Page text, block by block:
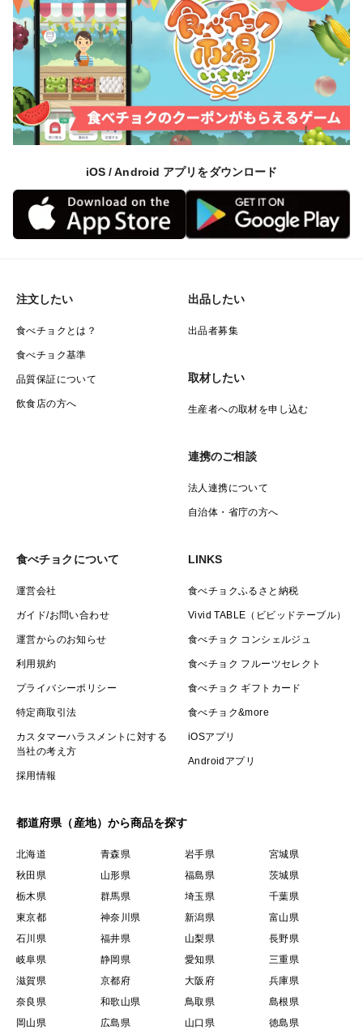
iOS / Android アプリをダウンロード
注文したい
食べチョクとは？
食べチョク基準
品質保証について
飲食店の方へ
出品したい
出品者募集
取材したい
生産者への取材を申し込む
連携のご相談
法人連携について
自治体・省庁の方へ
食べチョクについて
運営会社
ガイド/お問い合わせ
運営からのお知らせ
利用規約
プライバシーポリシー
特定商取引法
カスタマーハラスメントに対する
当社の考え方
採用情報
LINKS
食べチョクふるさと納税
Vivid TABLE（ビビッドテーブル）
食べチョク コンシェルジュ
食べチョク フルーツセレクト
食べチョク ギフトカード
食べチョク&more
iOSアプリ
Androidアプリ
都道府県（産地）から商品を探す
北海道 青森県 岩手県
宮城県
秋田県
山形県 福島県
茨城県
栃木県
群馬県 埼玉県
千葉県
東京都
神奈川県 新潟県
富山県
石川県
福井県 山梨県
長野県
岐阜県
静岡県 愛知県
三重県
滋賀県
京都府 大阪府
兵庫県
奈良県
和歌山県 鳥取県
島根県
岡山県
広島県 山口県 徳島県